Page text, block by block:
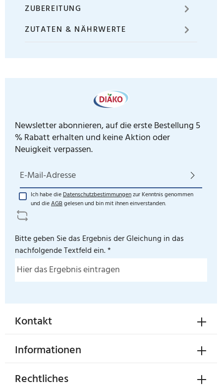
ZUBEREITUNG
ZUTATEN & NÄHRWERTE
Newsletter abonnieren, auf die erste Bestellung 5
% Rabatt erhalten und keine Aktion oder
Neuigkeit verpassen.
E-Mail-Adresse*
Ich habe dieDatenschutzbestimmungenzur Kenntnis genommen
und dieAGBgelesen und bin mit ihnen einverstanden.
Bitte geben Sie das Ergebnis der Gleichung in das
nachfolgende Textfeld ein. *
Kontakt
Informationen
Rechtliches